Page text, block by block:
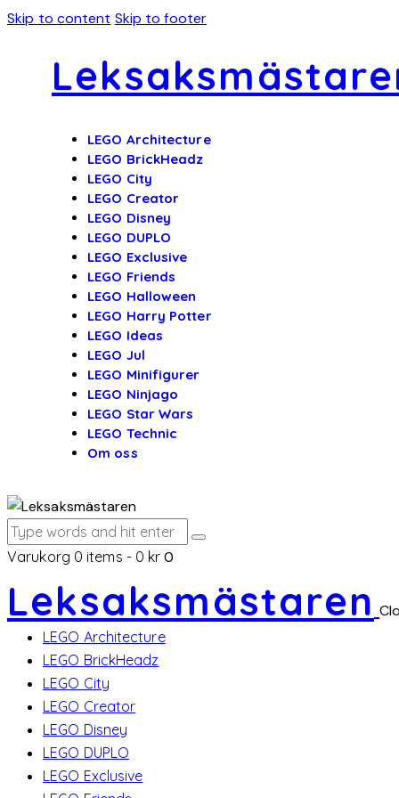
Skip to content Skip to footer
LEGO Architecture
LEGO BrickHeadz
LEGO City
LEGO Creator
LEGO Disney
LEGO DUPLO
LEGO Exclusive
LEGO Friends
LEGO Halloween
LEGO Harry Potter
LEGO Ideas
LEGO Jul
LEGO Minifigurer
LEGO Ninjago
LEGO Star Wars
LEGO Technic
Om oss
Varukorg 0 items - 0 kr 0
Leksaksmästaren
LEGO Architecture
LEGO BrickHeadz
LEGO City
LEGO Creator
LEGO Disney
LEGO DUPLO
LEGO Exclusive